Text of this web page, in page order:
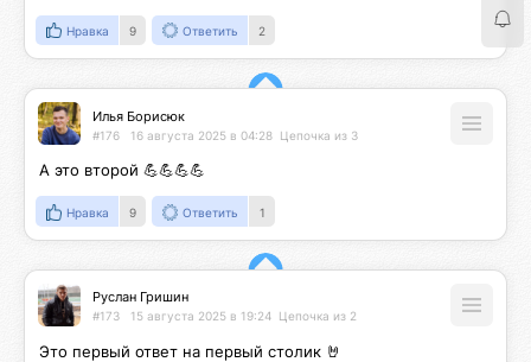
Нравка 9 Ответить 2
Илья Борисюк
#176 16 августа 2025 в 04:28 Цепочка из 3
А это второй 💪💪💪💪
Нравка 9 Ответить 1
Руслан Гришин
#173 15 августа 2025 в 19:24 Цепочка из 2
Это первый ответ на первый столик 🤘